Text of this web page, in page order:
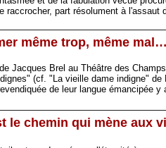
raccrocher, part résolument à
même trop, même
Jacques Brel au Théâtre des
(cf. "La vieille dame indigne" de
de leur langue émancipée
le chemin qui mène aux